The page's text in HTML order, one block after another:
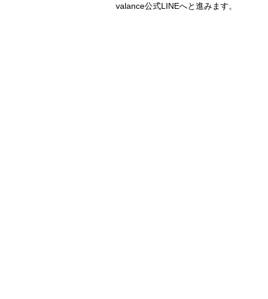
valance公式LINEへと進みます。